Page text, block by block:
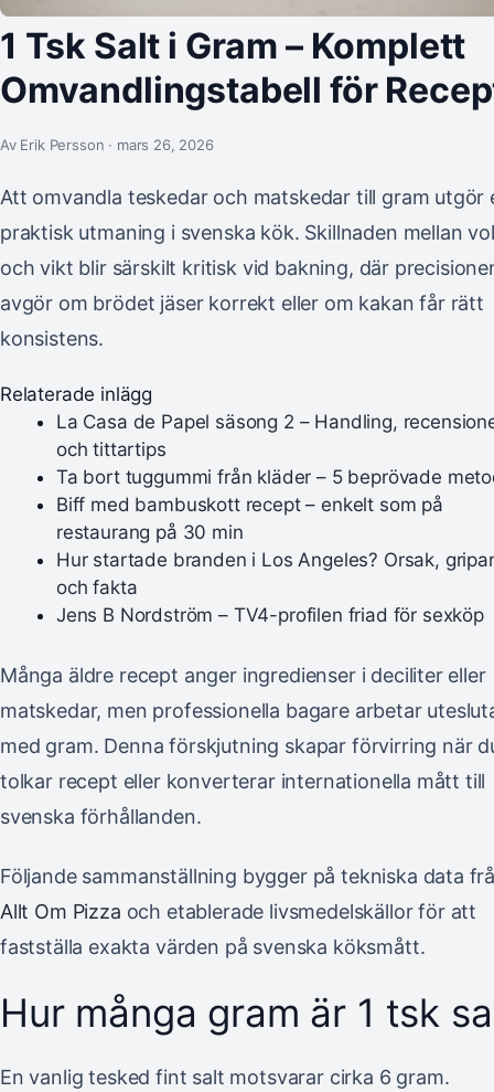
1 Tsk Salt i Gram – Komplett
Omvandlingstabell för
Av Erik Persson · mars 26, 2026
Att omvandla teskedar och matskedar till gram utgör
praktisk utmaning i svenska kök. Skillnaden mellan
och vikt blir särskilt kritisk vid bakning, där
avgör om brödet jäser korrekt eller om kakan får rätt
konsistens.
Relaterade inlägg
La Casa de Papel säsong 2 – Handling,
och tittartips
Ta bort tuggummi från kläder – 5 beprövade
Biff med bambuskott recept – enkelt som på
restaurang på 30 min
Hur startade branden i Los Angeles? Orsak,
och fakta
Jens B Nordström – TV4-profilen friad för sexköp
Många äldre recept anger ingredienser i deciliter eller
matskedar, men professionella bagare arbetar
med gram. Denna förskjutning skapar förvirring när
tolkar recept eller konverterar internationella mått till
svenska förhållanden.
Följande sammanställning bygger på tekniska data
Allt Om Pizza och etablerade livsmedelskällor för att
fastställa exakta värden på svenska köksmått.
Hur många gram är 1 tsk
En vanlig tesked fint salt motsvarar cirka 6 gram.